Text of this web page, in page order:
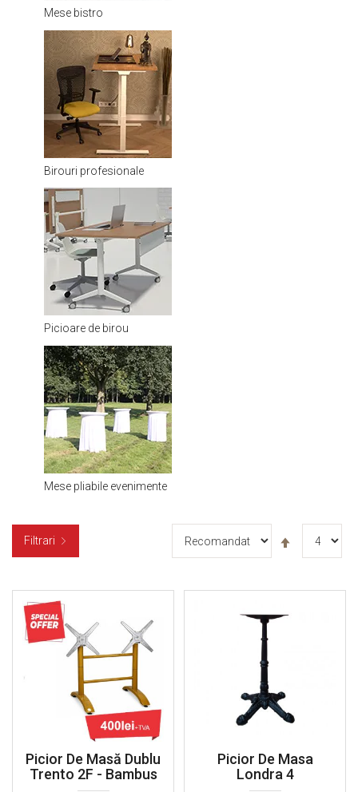
Mese bistro
Birouri profesionale
Picioare de birou
Mese pliabile evenimente
Filtrari
Setați
Picior De Masă Dublu
Trento 2F - Bambus
Picior De Masa
Londra 4